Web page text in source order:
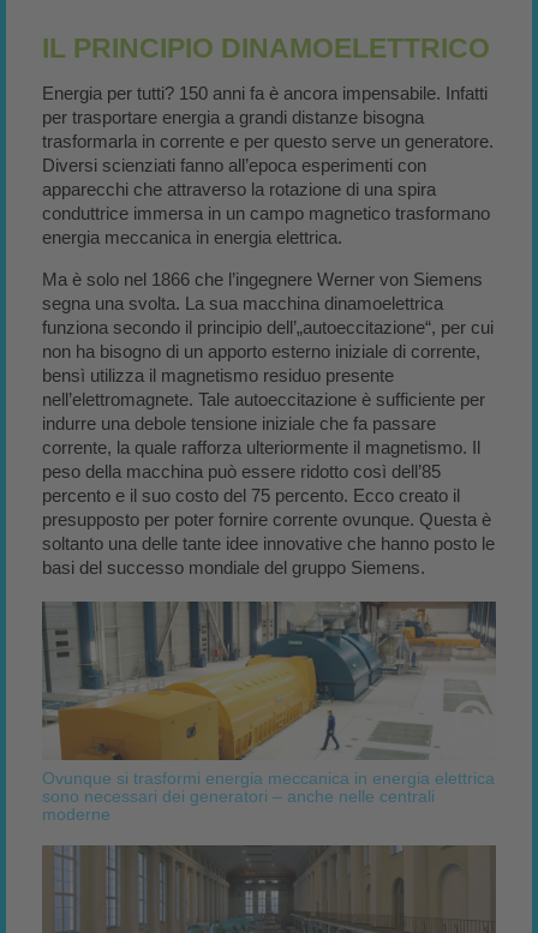
IL PRINCIPIO DINAMOELETTRICO
Energia per tutti? 150 anni fa è ancora impensabile. Infatti
per trasportare energia a grandi distanze bisogna
trasformarla in corrente e per questo serve un generatore.
Diversi scienziati fanno all’epoca esperimenti con
apparecchi che attraverso la rotazione di una spira
conduttrice immersa in un campo magnetico trasformano
energia meccanica in energia elettrica.
Ma è solo nel 1866 che l’ingegnere Werner von Siemens
segna una svolta. La sua macchina dinamoelettrica
funziona secondo il principio dell’„autoeccitazione“, per cui
non ha bisogno di un apporto esterno iniziale di corrente,
bensì utilizza il magnetismo residuo presente
nell’elettromagnete. Tale autoeccitazione è sufficiente per
indurre una debole tensione iniziale che fa passare
corrente, la quale rafforza ulteriormente il magnetismo. Il
peso della macchina può essere ridotto così dell’85
percento e il suo costo del 75 percento. Ecco creato il
presupposto per poter fornire corrente ovunque. Questa è
soltanto una delle tante idee innovative che hanno posto le
basi del successo mondiale del gruppo Siemens.
Ovunque si trasformi energia meccanica in energia elettrica
sono necessari dei generatori – anche nelle centrali
moderne